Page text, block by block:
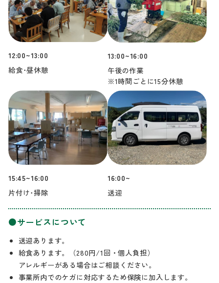
12:00~13:00
給食･昼休憩
13:00~16:00
午後の作業
※1時間ごとに15分休憩
15:45~16:00
片付け･掃除
16:00~
送迎
●サービスについて
送迎あります。
給食あります。（280円/1回・個人負担）
アレルギーがある場合はご相談ください。
事業所内でのケガに対応するため保険に加入します。